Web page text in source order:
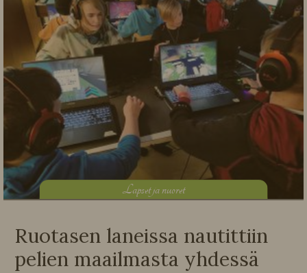
Lapset ja nuoret
Ruotasen laneissa nautittiin
pelien maailmasta yhdessä